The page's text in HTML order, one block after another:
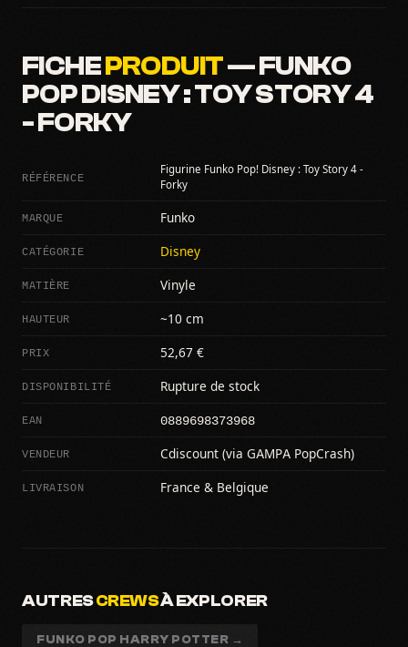
FICHEPRODUIT— FUNKO
POP DISNEY : TOY STORY 4
- FORKY
RÉFÉRENCE
Figurine Funko Pop! Disney : Toy Story 4 -
Forky
MARQUE Funko
CATÉGORIE Disney
MATIÈRE Vinyle
HAUTEUR ~10 cm
PRIX 52,67 €
DISPONIBILITÉ Rupture de stock
EAN 0889698373968
VENDEUR Cdiscount (via GAMPA PopCrash)
LIVRAISON France & Belgique
AUTRESCREWSÀ EXPLORER
FUNKO POP HARRY POTTER →